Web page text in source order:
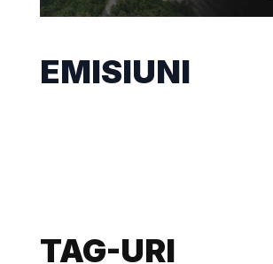
EMISIUNI
TAG-URI